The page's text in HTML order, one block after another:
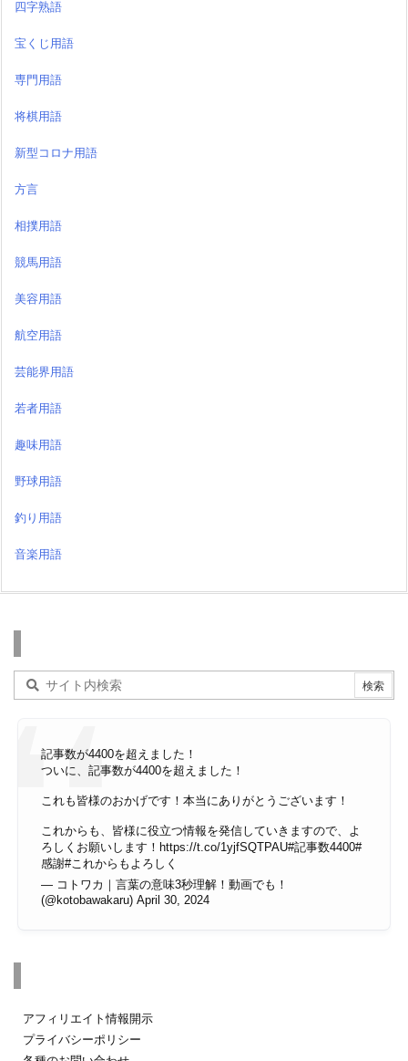
四字熟語
宝くじ用語
専門用語
将棋用語
新型コロナ用語
方言
相撲用語
競馬用語
美容用語
航空用語
芸能界用語
若者用語
趣味用語
野球用語
釣り用語
音楽用語
記事数が4400を超えました！
ついに、記事数が4400を超えました！
これも皆様のおかげです！本当にありがとうございます！
これからも、皆様に役立つ情報を発信していきますので、よ
ろしくお願いします！ https://t.co/1yjfSQTPAU#記事数4400#
感謝#これからもよろしく
— コトワカ｜言葉の意味3秒理解！動画でも！
(@kotobawakaru) April 30, 2024
アフィリエイト情報開示
プライバシーポリシー